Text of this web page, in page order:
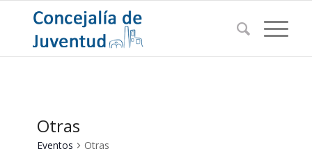
Otras
Eventos Otras